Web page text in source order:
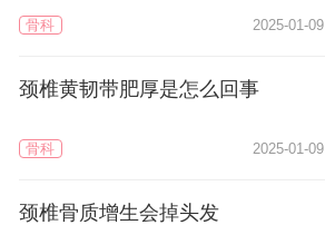
骨科 2025-01-09
颈椎黄韧带肥厚是怎么回事
骨科 2025-01-09
颈椎骨质增生会掉头发